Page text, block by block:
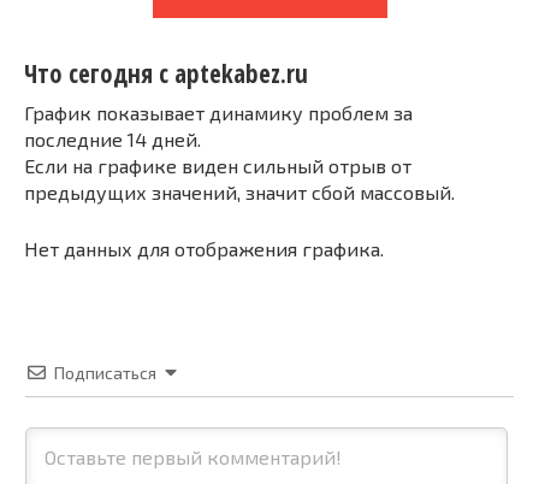
Что сегодня с aptekabez.ru
График показывает динамику проблем за
последние 14 дней.
Если на графике виден сильный отрыв от
предыдущих значений, значит сбой массовый.
Нет данных для отображения графика.
Подписаться